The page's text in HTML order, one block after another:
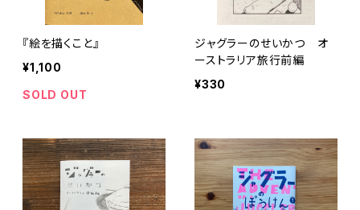
『絵を描くこと』
¥1,100
SOLD OUT
ジャグラーのせいかつ オ
ーストラリア旅行前編
¥330